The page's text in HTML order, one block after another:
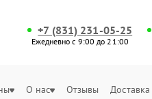
+7 (831) 231-05-25
Ежедневно с 9:00 до 21:00
О нас Отзывы Доставка